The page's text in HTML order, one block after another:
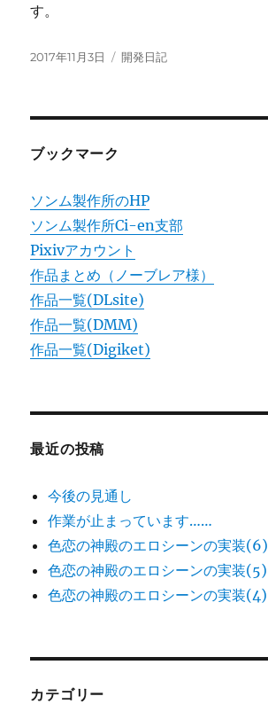
す。
投
2017年11月3日
カ
開発日記
ブックマーク
ソンム製作所のHP
ソンム製作所Ci-en支部
Pixivアカウント
作品まとめ（ノーブレア様）
作品一覧(DLsite)
作品一覧(DMM)
作品一覧(Digiket)
最近の投稿
今後の見通し
作業が止まっています……
色恋の神殿のエロシーンの実装(6)
色恋の神殿のエロシーンの実装(5)
色恋の神殿のエロシーンの実装(4)
カテゴリー